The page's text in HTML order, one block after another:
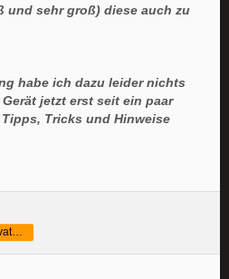
und sehr groß) diese auch zu
habe ich dazu leider nichts
jetzt erst seit ein paar
Tricks und Hinweise
DeLonghi und -Derivate Fan